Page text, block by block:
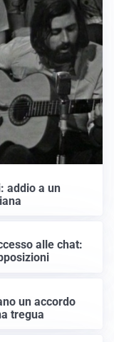
addio a un
alle chat:
un accordo
tregua